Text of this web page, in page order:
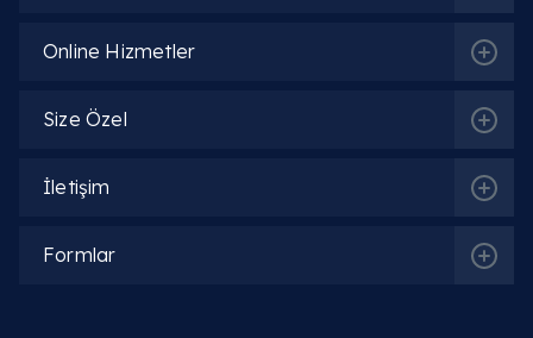
Online Hizmetler
Size Özel
İletişim
Formlar